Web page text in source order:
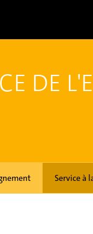
DE
Service à